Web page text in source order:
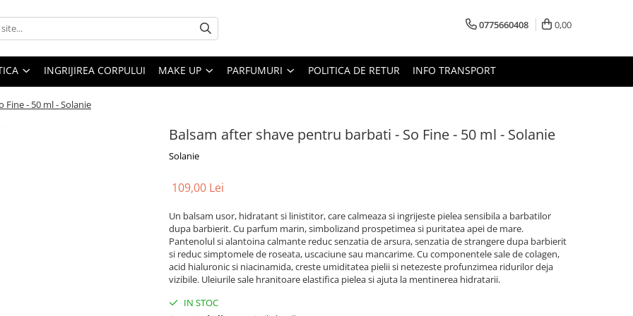
0775660408 0,00
INGRIJIREA CORPULUI MAKE UP PARFUMURI POLITICA DE RETUR INFO TRANSPORT
Fine - 50 ml - Solanie
Balsam after shave pentru barbati - So Fine - 50 ml - Solanie
Solanie
109,00 Lei
Un balsam usor, hidratant si linistitor, care calmeaza si ingrijeste pielea sensibila a barbatilor
dupa barbierit. Cu parfum marin, simbolizand prospetimea si puritatea apei de mare.
Pantenolul si alantoina calmante reduc senzatia de arsura, senzatia de strangere dupa barbierit
si reduc simptomele de roseata, uscaciune sau mancarime. Cu componentele sale de colagen,
acid hialuronic si niacinamida, creste umiditatea pielii si netezeste profunzimea ridurilor deja
vizibile. Uleiurile sale hranitoare elastifica pielea si ajuta la mentinerea hidratarii.
IN STOC